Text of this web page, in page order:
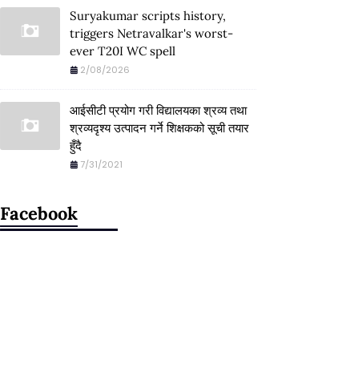
Suryakumar scripts history,
triggers Netravalkar's worst-
ever T20I WC spell
2/08/2026
आईसीटी प्रयोग गरी विद्यालयका श्रव्य तथा
श्रव्यदृश्य उत्पादन गर्ने शिक्षकको सूची तयार
हुँदै
7/31/2021
Facebook